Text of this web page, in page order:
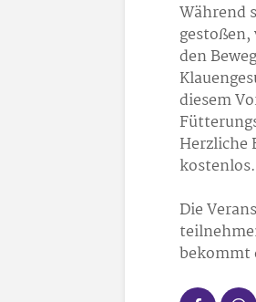
Während
den
diesem
Herzliche
kostenlos.
Die
bekommt